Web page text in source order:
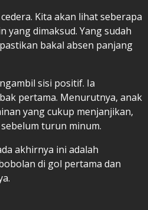
Kita akan lihat seberapa
yang dimaksud. Yang sudah
bakal absen panjang
sisi positif. Ia
pertama. Menurutnya, anak
yang cukup menjanjikan,
turun minum.
akhirnya ini adalah
di gol pertama dan